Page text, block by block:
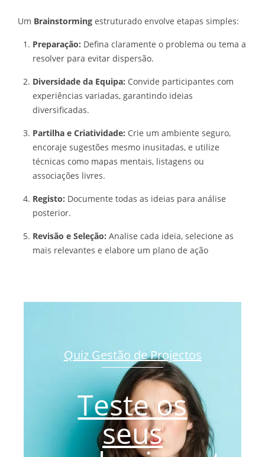
Um Brainstorming estruturado envolve etapas simples:
Preparação: Defina claramente o problema ou tema a
resolver para evitar dispersão.
Diversidade da Equipa: Convide participantes com
experiências variadas, garantindo ideias
diversificadas.
Partilha e Criatividade: Crie um ambiente seguro,
encoraje sugestões mesmo inusitadas, e utilize
técnicas como mapas mentais, listagens ou
associações livres.
Registo: Documente todas as ideias para análise
posterior.
Revisão e Seleção: Analise cada ideia, selecione as
mais relevantes e elabore um plano de ação
Quiz Gestão de Projectos
Teste os
seus